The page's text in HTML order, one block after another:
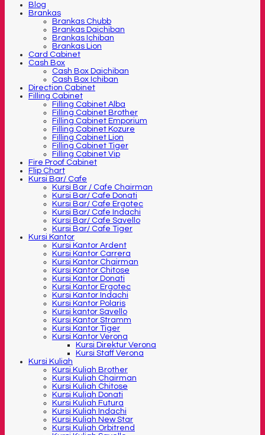
Blog
Brankas
Brankas Chubb
Brankas Daichiban
Brankas Ichiban
Brankas Lion
Card Cabinet
Cash Box
Cash Box Daichiban
Cash Box Ichiban
Direction Cabinet
Filling Cabinet
Filling Cabinet Alba
Filling Cabinet Brother
Filling Cabinet Emporium
Filling Cabinet Kozure
Filling Cabinet Lion
Filling Cabinet Tiger
Filling Cabinet Vip
Fire Proof Cabinet
Flip Chart
Kursi Bar/ Cafe
Kursi Bar / Cafe Chairman
Kursi Bar/ Cafe Donati
Kursi Bar/ Cafe Ergotec
Kursi Bar/ Cafe Indachi
Kursi Bar/ Cafe Savello
Kursi Bar/ Cafe Tiger
Kursi Kantor
Kursi Kantor Ardent
Kursi Kantor Carrera
Kursi Kantor Chairman
Kursi Kantor Chitose
Kursi Kantor Donati
Kursi Kantor Ergotec
Kursi Kantor Indachi
Kursi Kantor Polaris
Kursi kantor Savello
Kursi Kantor Stramm
Kursi Kantor Tiger
Kursi Kantor Verona
Kursi Direktur Verona
Kursi Staff Verona
Kursi Kuliah
Kursi Kuliah Brother
Kursi Kuliah Chairman
Kursi Kuliah Chitose
Kursi Kuliah Donati
Kursi Kuliah Futura
Kursi Kuliah Indachi
Kursi Kuliah New Star
Kursi Kuliah Orbitrend